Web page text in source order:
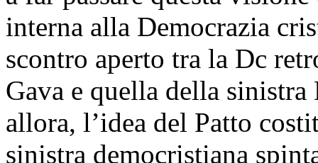
interna alla Democrazia
scontro aperto tra la Dc
Gava e quella della
allora, l’idea del Patto
sinistra democristiana